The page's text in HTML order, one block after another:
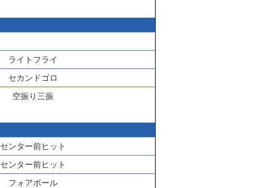
ライトフライ
セカンドゴロ
空振り三振
センター前ヒット
センター前ヒット
フォアボール